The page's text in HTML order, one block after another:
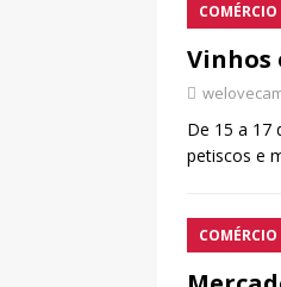
COMÉRCIO
Vinhos
De 15 a 17
petiscos e
COMÉRCIO